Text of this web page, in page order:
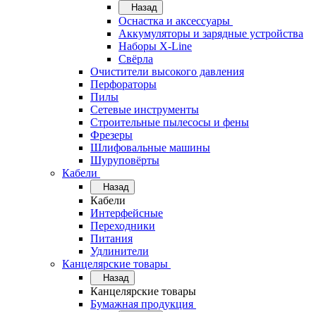
Назад
Оснастка и аксессуары
Аккумуляторы и зарядные устройства
Наборы X-Line
Свёрла
Очистители высокого давления
Перфораторы
Пилы
Сетевые инструменты
Строительные пылесосы и фены
Фрезеры
Шлифовальные машины
Шуруповёрты
Кабели
Назад
Кабели
Интерфейсные
Переходники
Питания
Удлинители
Канцелярские товары
Назад
Канцелярские товары
Бумажная продукция